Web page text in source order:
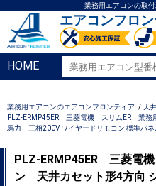
業務用エアコンの取
エアコンフロ
HOME
業務用エアコンのエアコンフロンティア
天
PLZ-ERMP45ER 三菱電機 スリムER 業務
馬力 三相200V ワイヤードリモコン 標準パネ
PLZ-ERMP45ER 三菱電
ン 天井カセット形4方向